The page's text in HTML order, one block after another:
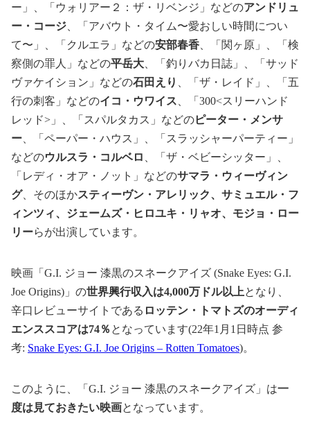
ー」、「ウォリアー２：ザ・リベンジ」などのアンドリュ
ー・コージ 、「アバウト・タイム〜愛おしい時間につい
て〜」、「クルエラ」などの安部春香 、「関ヶ原」、「検
察側の罪人」などの平岳大 、「釣りバカ日誌」、「サッド
ヴァケイション」などの石田えり
、「ザ・レイド」、「五
行の刺客」などのイコ・ウワイス 、「300<スリーハンド
レッド>」、「スパルタカス」などのピーター・メンサ
ー 、「ペーパー・ハウス」、「スラッシャーパーティー」
などのウルスラ・コルベロ
、「ザ・ベビーシッター」、
「レディ・オア・ノット」などのサマラ・ウィーヴィン
グ、そのほかスティーヴン・アレリック、サミュエル・フ
ィンツィ、ジェームズ・ヒロユキ・リャオ、モジョ・ロー
リーらが出演しています。
映画「G.I. ジョー 漆黒のスネークアイズ (Snake Eyes: G.I.
Joe Origins)」の世界興行収入は4,000万ドル以上となり、
辛口レビューサイトである ロッテン・トマトズのオーディ
エンススコアは74％ となっています(22年1月1日時点 参
考: Snake Eyes: G.I. Joe Origins – Rotten Tomatoes)。
このように、「G.I. ジョー 漆黒のスネークアイズ」は一
度は見ておきたい映画となっています。